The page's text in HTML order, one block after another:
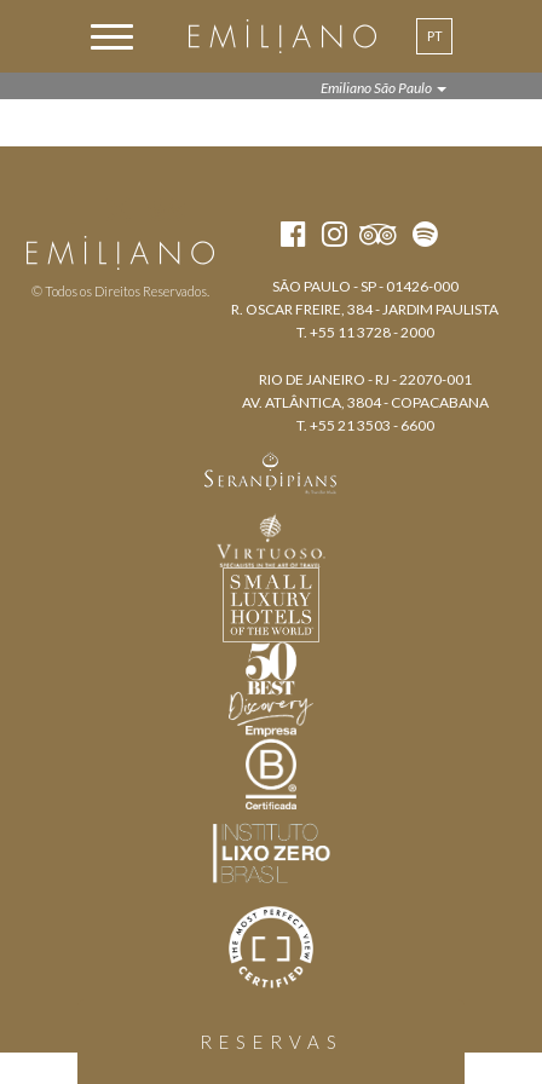
PT
EN
Emiliano São Paulo
RESERVAS
© Todos os Direitos Reservados.
SÃO PAULO - SP - 01426-000
R. OSCAR FREIRE, 384 - JARDIM PAULISTA
T. +55 11 3728 - 2000
RIO DE JANEIRO - RJ - 22070-001
AV. ATLÂNTICA, 3804 - COPACABANA
T. +55 21 3503 - 6600